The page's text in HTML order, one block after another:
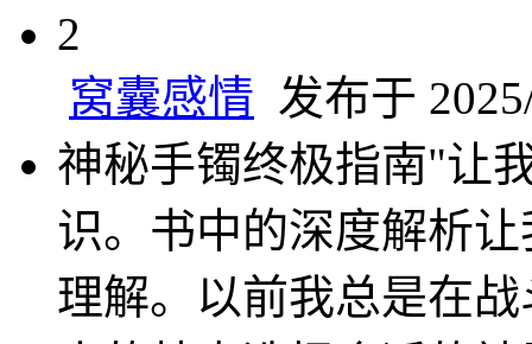
2
窝囊感情 发布于
神秘手镯终极指南"让
识。书中的深度解析
理解。以前我总是在